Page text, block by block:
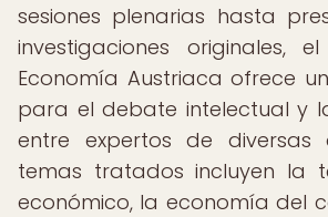
sesiones plenarias hasta
investigaciones originales,
Economía Austriaca ofrece
para el debate intelectual y
entre expertos de diversas
temas tratados incluyen la
económico, la economía del